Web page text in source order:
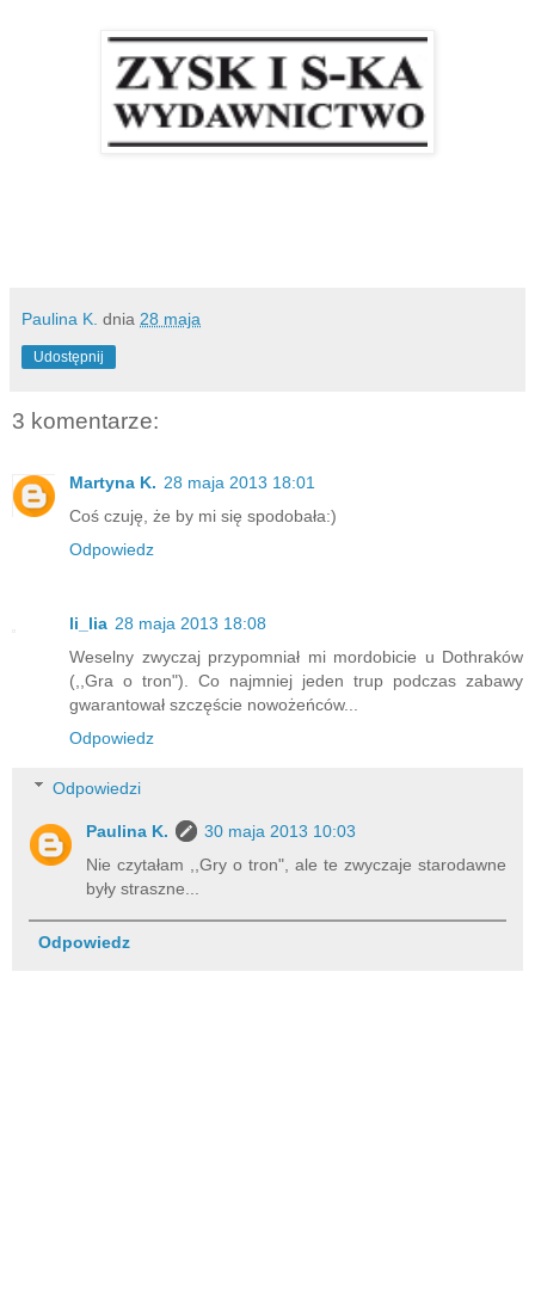
Paulina K. dnia 28 maja
Udostępnij
3 komentarze:
Martyna K. 28 maja 2013 18:01
Coś czuję, że by mi się spodobała:)
Odpowiedz
li_lia 28 maja 2013 18:08
Weselny zwyczaj przypomniał mi mordobicie u Dothraków
(,,Gra o tron"). Co najmniej jeden trup podczas zabawy
gwarantował szczęście nowożeńców...
Odpowiedz
Odpowiedzi
Paulina K.
30 maja 2013 10:03
Nie czytałam ,,Gry o tron", ale te zwyczaje starodawne
były straszne...
Odpowiedz